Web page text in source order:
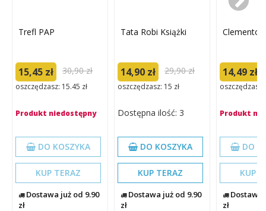
Trefl PAP
15,45 zł 30,90 zł
oszczędzasz: 15.45 zł
Produkt niedostępny
DO KOSZYKA
KUP TERAZ
Dostawa już od 9.90
zł
Tata Robi Książki
14,90 zł 29,90 zł
oszczędzasz: 15 zł
Dostępna ilość: 3
DO KOSZYKA
KUP TERAZ
Dostawa już od 9.90
zł
Clementoni
14,49 zł
oszczędzasz:
Produkt
DO
KUP
Dostawa
zł